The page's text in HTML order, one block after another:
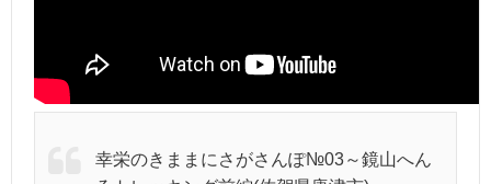
幸栄のきままにさがさんぽ№03～鏡山へん